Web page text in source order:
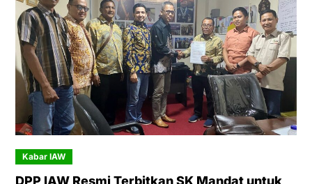
Kabar IAW
DPP IAW Resmi Terbitkan SK Mandat untuk